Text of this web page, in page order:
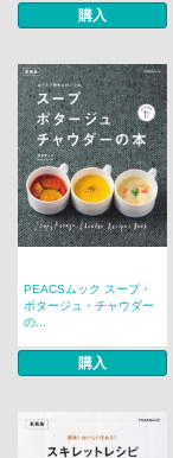
購入
PEACSムック スープ・
ポタージュ・チャウダー
の...
購入